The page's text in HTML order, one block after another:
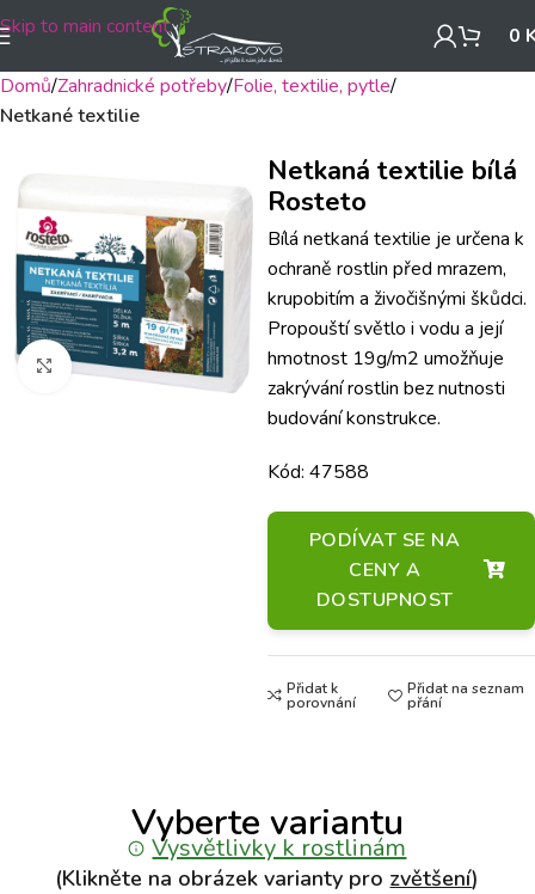
Skip to main content 0
Domů Zahradnické potřeby Folie, textilie, pytle
Netkané textilie
Klikněte pro zvětšení
Netkaná textilie bílá
Rosteto
Bílá netkaná textilie je určena k
ochraně rostlin před mrazem,
krupobitím a živočišnými škůdci.
Propouští světlo i vodu a její
hmotnost 19g/m2 umožňuje
zakrývání rostlin bez nutnosti
budování konstrukce.
Kód: 47588
PODÍVAT SE NA
CENY A
DOSTUPNOST
Přidat k
porovnání
Přidat na seznam
přání
Vyberte variantu
Vysvětlivky k rostlinám
(Klikněte na obrázek varianty pro zvětšení)